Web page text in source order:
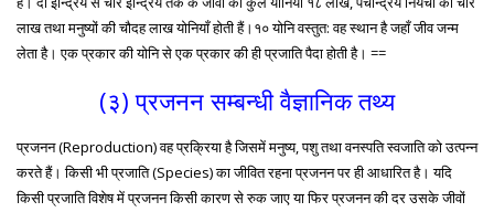
लाख तथा मनुष्यों की चौदह लाख योनियाँ होती हैं।१० योनि वस्तुत: वह स्थान है जहाँ जीव जन्म
लेता है। एक प्रकार की योनि से एक प्रकार की ही प्रजाति पैदा होती है। ==
(३) प्रजनन सम्बन्धी वैज्ञानिक तथ्य
प्रजनन (Reproduction) वह प्रक्रिया है जिसमें मनुष्य, पशु तथा वनस्पति स्वजाति को उत्पन्न
करते हैं। किसी भी प्रजाति (Species) का जीवित रहना प्रजनन पर ही आधारित है। यदि
किसी प्रजाति विशेष में प्रजनन किसी कारण से रुक जाए या फिर प्रजनन की दर उसके जीवों